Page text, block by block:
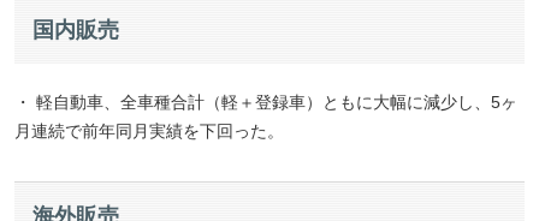
国内販売
・ 軽自動車、全車種合計（軽＋登録車）ともに大幅に減少し、5ヶ
月連続で前年同月実績を下回った。
海外販売